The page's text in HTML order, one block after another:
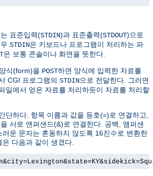
표준입력(STDIN)과 표준출력(STDOUT)으로
STDIN은 키보드나 프로그램이 처리하는 파
은 보통 콘솔이나 화면을 뜻한다.
식(form)을 POST하면 양식에 입력한 자료를
CGI 프로그램의 STDIN으로 전달한다. 그러면
일에서 얻은 자료를 처리하듯이 자료를 처리할
단하다. 항목 이름과 값을 등호(=)로 연결하고,
서로 앤퍼샌드(&)로 연결한다. 공백, 앰퍼샌
운 문자는 혼동하지 않도록 16진수로 변환한
다음과 같이 생겼다.